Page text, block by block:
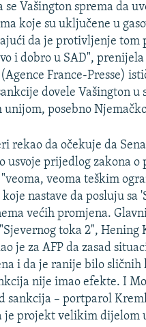
se Vašington sprema da
koje su uključene u
da je protivljenje tom
i dobro u SAD", prenijela
France-Presse)
dovele Vašington u
unijom, posebno
rekao da očekuje da
usvoje prijedlog zakona
veoma teškim
nastave da posluju sa
većih promjena.
toka 2", Hening
je za AFP da zasad
i da je ranije bilo sličnih
nije imao efekte. I
sankcija – portparol
je projekt velikim dijelom